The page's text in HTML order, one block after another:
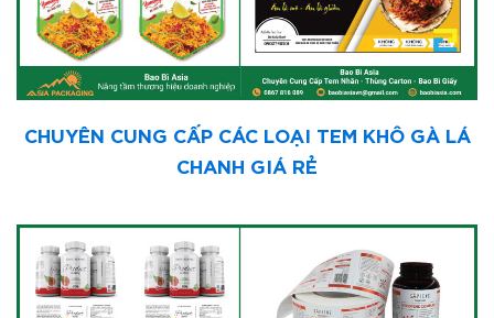
CHUYÊN CUNG CẤP CÁC LOẠI TEM KHÔ GÀ LÁ
CHANH GIÁ RẺ